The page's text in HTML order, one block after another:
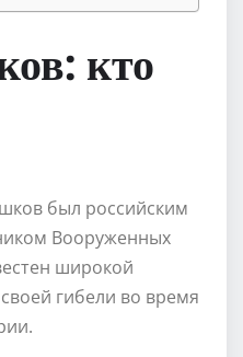
кто
был российским
Вооруженных
широкой
гибели во время